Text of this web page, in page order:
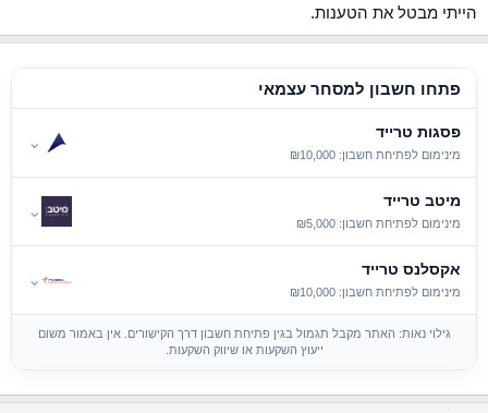
הייתי מבטל את הטענות.
פתחו חשבון למסחר עצמאי
פסגות טרייד
מינימום לפתיחת חשבון: ₪10,000
⌄
מיטב טרייד
מינימום לפתיחת חשבון: ₪5,000
⌄
אקסלנס טרייד
מינימום לפתיחת חשבון: ₪10,000
⌄
גילוי נאות: האתר מקבל תגמול בגין פתיחת חשבון דרך הקישורים. אין באמור משום
ייעוץ השקעות או שיווק השקעות.